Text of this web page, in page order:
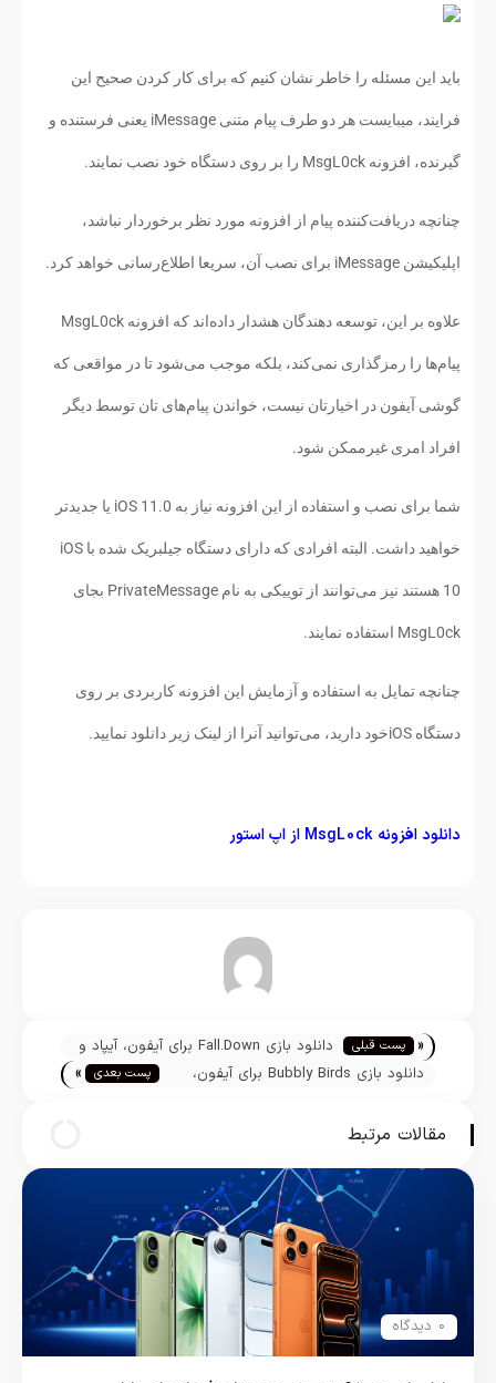
باید این مسئله را خاطر نشان کنیم که برای کار کردن صحیح این
فرایند، میبایست هر دو طرف پیام متنی iMessage یعنی فرستنده و
گیرنده، افزونه MsgL0ck را بر روی دستگاه خود نصب نمایند.
چنانچه دریافت‌کننده پیام از افزونه مورد نظر برخوردار نباشد،
اپلیکیشن iMessage برای نصب آن، سریعا اطلاع‌رسانی خواهد کرد.
علاوه بر این، توسعه دهندگان هشدار داده‌اند که افزونه MsgL0ck
پیام‌ها را رمزگذاری نمی‌کند، بلکه موجب می‌شود تا در مواقعی که
گوشی آیفون در اخیارتان نیست، خواندن پیام‌های تان توسط دیگر
افراد امری غیرممکن شود.
شما برای نصب و استفاده از این افزونه نیاز به iOS 11.0 یا جدیدتر
خواهید داشت. البته افرادی که دارای دستگاه جیلبریک شده با iOS
10 هستند نیز می‌توانند از توییکی به نام PrivateMessage بجای
MsgL0ck استفاده نمایند.
چنانچه تمایل به استفاده و آزمایش این افزونه کاربردی بر روی
دستگاه iOSخود دارید، می‌توانید آنرا از لینک زیر دانلود نمایید.
دانلود افزونه MsgL0ck از اپ استور
تیم تحریریه « پست قبلی
دانلود بازی Fall.Down برای آيفون، آیپاد و
آيپد
دانلود بازی Bubbly Birds برای آيفون،
پست بعدی »
مقالات مرتبط
0 دیدگاه